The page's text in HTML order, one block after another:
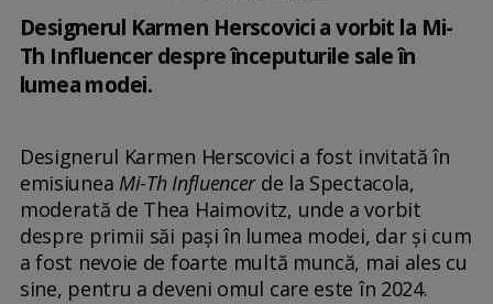
Designerul Karmen Herscovici a vorbit la Mi-
Th Influencer despre începuturile sale în
lumea modei.
Designerul Karmen Herscovici a fost invitată în
emisiunea Mi-Th Influencerde la Spectacola,
moderată de Thea Haimovitz, unde a vorbit
despre primii săi pași în lumea modei, dar și cum
a fost nevoie de foarte multă muncă, mai ales cu
sine, pentru a deveni omul care este în 2024.